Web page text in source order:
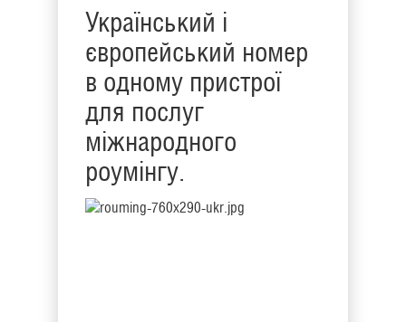
Український і
європейський номер
в одному пристрої
для послуг
міжнародного
роумінгу.